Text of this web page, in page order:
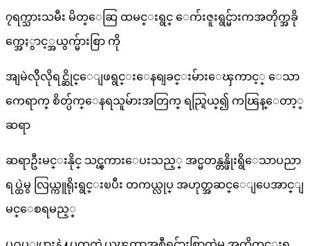
၇ရက္သားသမီး မိတ္ေဆြ ထမင္းရွင္ ေက်းဇူးရွင္မ်ားကအတိုက္အခို
က္အေႏွာင့္အယွက္မ်ားစြာ ကို
အျမဲလိိုလိုရင္ဆိုင္ေျဖရွင္းေနရျခင္း​မ်ားေၾကာင့္ ေသာ
ကေရာက္ စိတ္ပ်က္ေနရသူမ်ားအတြက္ ရည္ရြယ္၍ ကၽြန္ေတာ့္
ဆရာ
ဆရာဦးမင္းနိုင္ သင္ၾကားေပးသည့္ အင္မတန္တန္ဖိုးရွိေသာပညာ
ရပ္ထဲမွ လြယ္ကူရိုးရွင္းၿပီး တကယ္လုပ္ အဟုတ္အဆင္ေျပေအာင္ျ
မင္ေစရမည့္